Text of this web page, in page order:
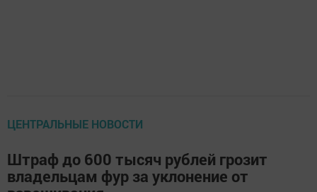
ЦЕНТРАЛЬНЫЕ НОВОСТИ
Штраф до 600 тысяч рублей грозит
владельцам фур за уклонение от